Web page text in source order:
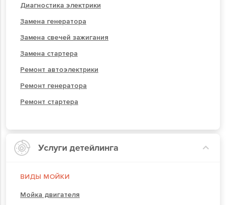
Диагностика электрики
Замена генератора
Замена свечей зажигания
Замена стартера
Ремонт автоэлектрики
Ремонт генератора
Ремонт стартера
Услуги детейлинга
ВИДЫ МОЙКИ
Мойка двигателя